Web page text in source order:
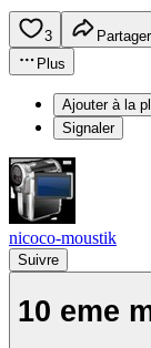
3 Partager
Plus
Ajouter à la
Signaler
nicoco-moustik
Suivre
10 eme